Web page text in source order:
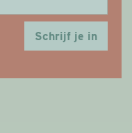
Schrijf je in